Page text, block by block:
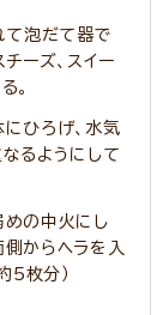
て泡だて器で
ーズ、スイー
。
ひろげ、水気
るようにして
の中火にし
からヘラを入
5枚分）